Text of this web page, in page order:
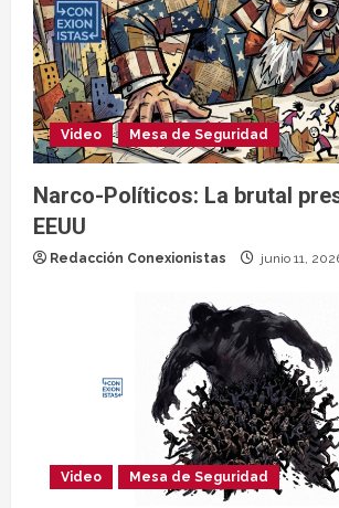
Video Mesa de Seguridad
Narco-Políticos: La brutal
EEUU
Redacción Conexionistas junio 11,
Video Mesa de Seguridad